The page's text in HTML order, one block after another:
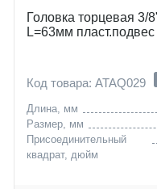
Головка торцевая
L=63мм пласт.подвес
Код товара: ATAQ029
Длина, мм
Размер, мм
Присоединительный
квадрат, дюйм